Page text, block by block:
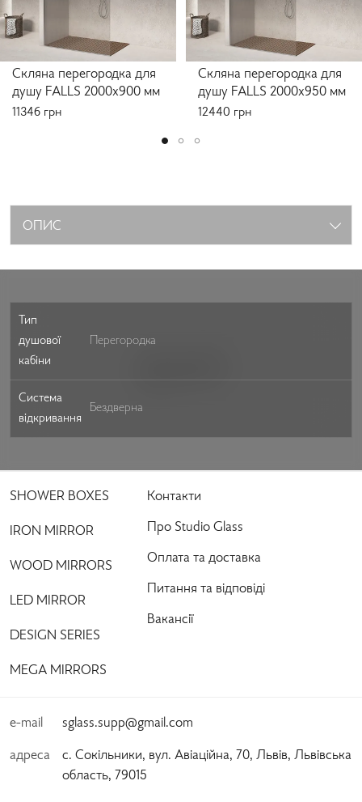
Скляна перегородка для
душу FALLS 2000x900 мм
11346 грн
Скляна перегородка для
душу FALLS 2000x950 мм
12440 грн
ОПИС
Тип
душової
кабіни
Перегородка
Система
відкривання
Бездверна
SHOWER BOXES
IRON MIRROR
WOOD MIRRORS
LED MIRROR
DESIGN SERIES
MEGA MIRRORS
Контакти
Про Studio Glass
Оплата та доставка
Питання та відповіді
Вакансії
e-mail sglass.supp@gmail.com
адреса
с. Сокільники, вул. Авіаційна, 70, Львів, Львівська
область, 79015